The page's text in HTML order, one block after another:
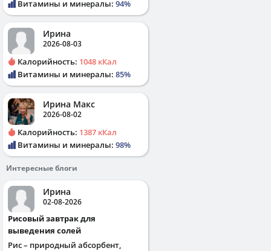
Витамины и минералы: 94%
Ирина
2026-08-03
Калорийность: 1048 кКал
Витамины и минералы: 85%
Ирина Макс
2026-08-02
Калорийность: 1387 кКал
Витамины и минералы: 98%
Интересные блоги
Ирина
02-08-2026
Рисовый завтрак для
выведения солей
Рис – природный абсорбент,